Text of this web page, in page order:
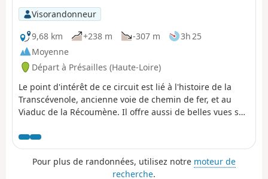
Visorandonneur
9,68 km
+238 m -307 m
3h 25
Moyenne
Départ à Présailles (Haute-Loire)
Le point d'intérêt de ce circuit est lié à l'histoire de la
Transcévenole, ancienne voie de chemin de fer, et au
Viaduc de la Récoumène. Il offre aussi de belles vues sur
Pour plus de randonnées, utilisez notre moteur de
recherche.